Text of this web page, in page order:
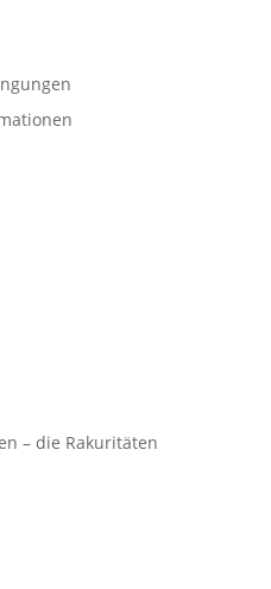
– die Rakuritäten